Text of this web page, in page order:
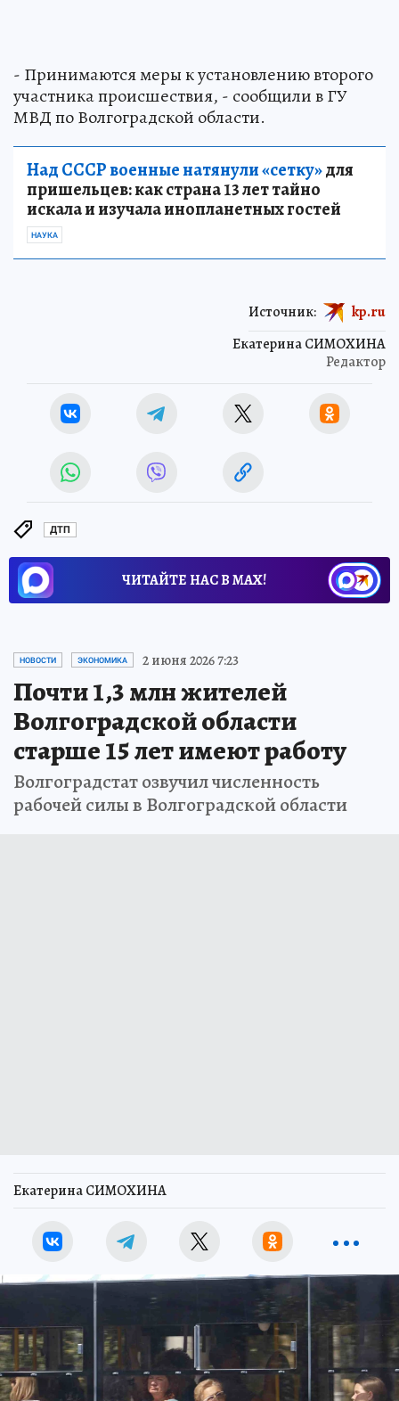
- Принимаются меры к установлению второго
участника происшествия, - сообщили в ГУ
МВД по Волгоградской области.
Над СССР военные натянули «сетку»для
пришельцев: как страна 13 лет тайно
искала и изучала инопланетных гостей
НАУКА
Екатерина СИМОХИНА
Редактор
Источник: kp.ru
ДТП
ЧИТАЙТЕ НАС В МАХ!
НОВОСТИ ЭКОНОМИКА 2 июня 2026 7:23
Почти 1,3 млн жителей
Волгоградской области
старше 15 лет имеют работу
Волгоградстат озвучил численность
рабочей силы в Волгоградской области
Екатерина СИМОХИНА